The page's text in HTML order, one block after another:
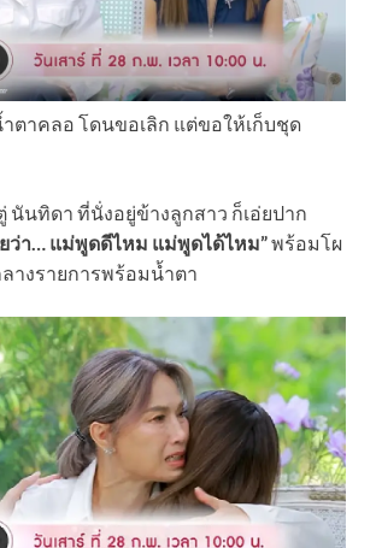
ตาคลอ โดนขอเลิก แต่ขอให้เก็บชุด
นทิดา ที่นั่งอยู่ข้างลูกสาว ก็เอ่ยปาก
ว่า… แม่พูดดีไหม แม่พูดได้ไหม”พร้อมโผ
างรายการพร้อมน้ำตา